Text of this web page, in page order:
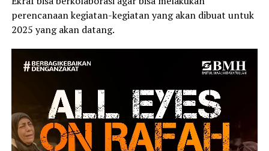
perencanaan kegiatan-kegiatan yang akan dibuat untuk
2025 yang akan datang.